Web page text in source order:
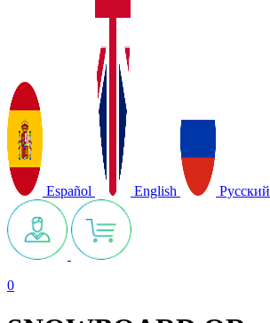
Español English Русский
0